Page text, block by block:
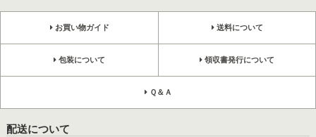
お買い物ガイド 送料について
包装について 領収書発行について
Ｑ＆Ａ
配送について